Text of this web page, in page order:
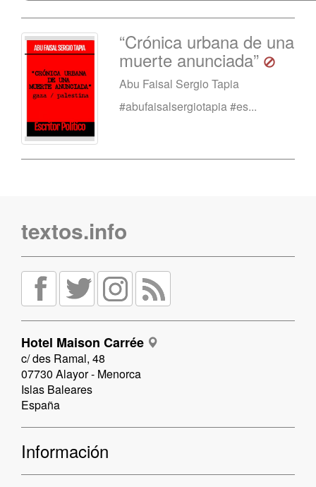
“Crónica urbana de una
muerte anunciada”
Abu Faisal Sergio Tapia
#abufaisalsergiotapia #es...
textos.info
Hotel Maison Carrée
c/ des Ramal, 48
07730 Alayor - Menorca
Islas Baleares
España
Información